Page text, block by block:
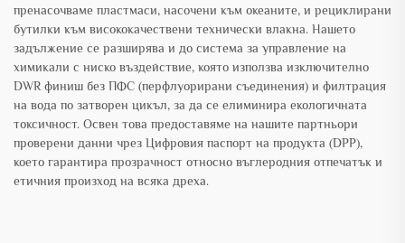
пренасочваме пластмаси, насочени към океаните, и рециклирани
бутилки към висококачествени технически влакна. Нашето
задължение се разширява и до система за управление на
химикали с ниско въздействие, която използва изключително
DWR финиш без ПФС (перфлуорирани съединения) и филтрация
на вода по затворен цикъл, за да се елиминира екологичната
токсичност. Освен това предоставяме на нашите партньори
проверени данни чрез Цифровия паспорт на продукта (DPP),
което гарантира прозрачност относно въглеродния отпечатък и
етичния произход на всяка дреха.